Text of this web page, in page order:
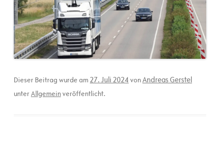
Dieser Beitrag wurde am27. Juli 2024 vonAndreas Gerstel
unterAllgemeinveröffentlicht.